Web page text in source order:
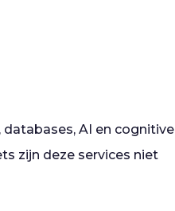
AI en cognitive
zijn deze services niet